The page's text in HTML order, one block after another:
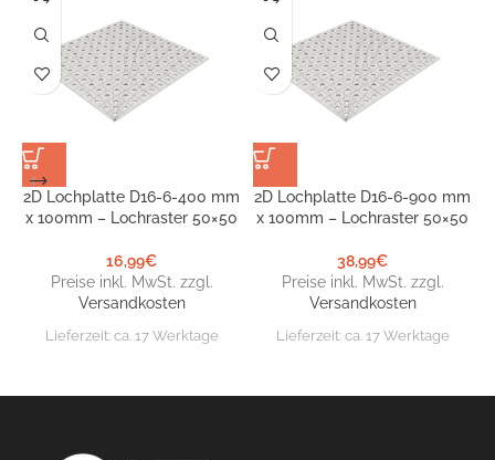
2D Lochplatte D16-6-400 mm
x 100mm – Lochraster 50×50
16,99€
Preise inkl. MwSt. zzgl.
Versandkosten
Lieferzeit: ca. 17 Werktage
2D Lochplatte D16-6-900 mm
x 100mm – Lochraster 50×50
38,99€
Preise inkl. MwSt. zzgl.
Versandkosten
Lieferzeit: ca. 17 Werktage